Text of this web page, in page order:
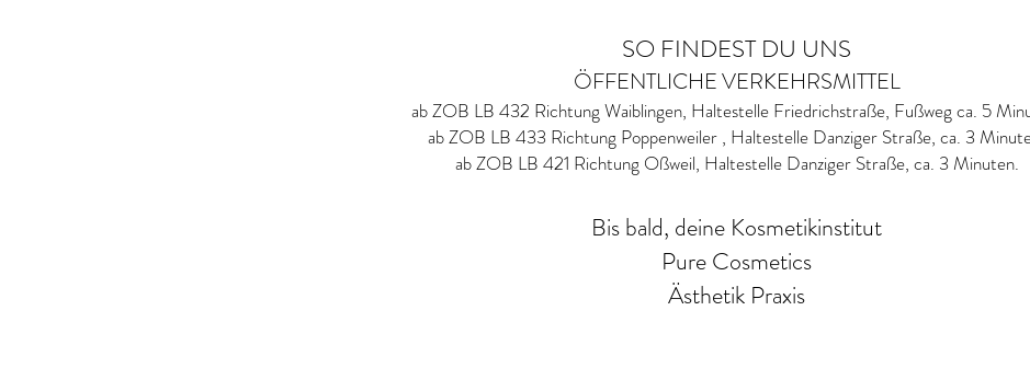
SO FINDEST DU UNS
ÖFFENTLICHE VERKEHRSMITTEL
ab ZOB LB 432 Richtung Waiblingen, Haltestelle Friedrichstraße, Fußweg ca. 5
ab ZOB LB 433 Richtung Poppenweiler , Haltestelle Danziger Straße, ca. 3
ab ZOB LB 421 Richtung Oßweil, Haltestelle Danziger Straße, ca. 3 Minuten.
Bis bald, deine Kosmetikinstitut
Pure Cosmetics
Ästhetik Praxis